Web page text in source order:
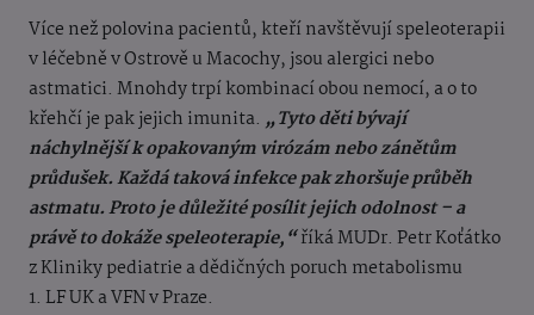
Více než polovina pacientů, kteří navštěvují speleoterapii
v léčebně v Ostrově u Macochy, jsou alergici nebo
astmatici. Mnohdy trpí kombinací obou nemocí, a o to
křehčí je pak jejich imunita. „Tyto děti bývají
náchylnější k opakovaným virózám nebo zánětům
průdušek. Každá taková infekce pak zhoršuje průběh
astmatu. Proto je důležité posílit jejich odolnost – a
právě to dokáže speleoterapie,“říká MUDr. Petr Koťátko
z Kliniky pediatrie a dědičných poruch metabolismu
1. LF UK a VFN v Praze.